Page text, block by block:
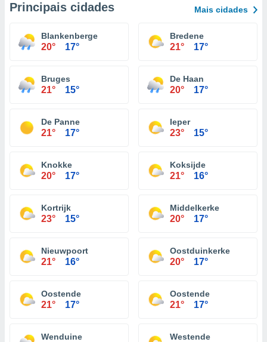
Principais cidades Mais cidades
Blankenberge
20° 17°
Bredene
21° 17°
Bruges
21° 15°
De Haan
20° 17°
De Panne
21° 17°
Ieper
23° 15°
Knokke
20° 17°
Koksijde
21° 16°
Kortrijk
23° 15°
Middelkerke
20° 17°
Nieuwpoort
21° 16°
Oostduinkerke
20° 17°
Oostende
21° 17°
Oostende
21° 17°
Wenduine Westende